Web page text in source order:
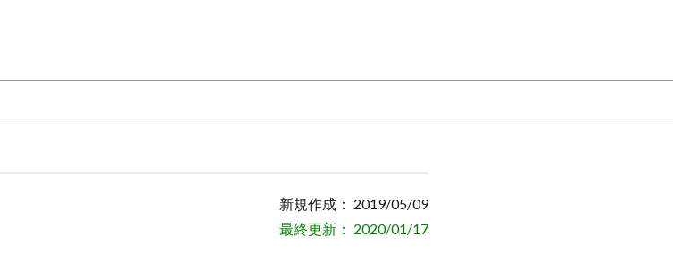
新規作成： 2019/05/09
最終更新： 2020/01/17